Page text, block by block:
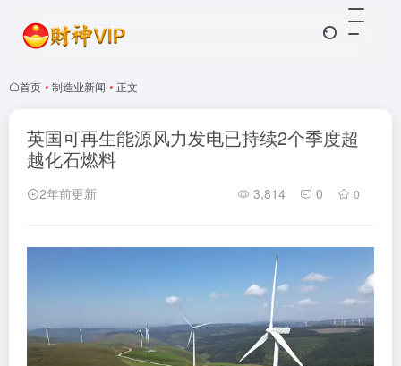
首页 • 制造业新闻 • 正文
英国可再生能源风力发电已持续2个季度超
越化石燃料
2年前更新 3,814 0 0